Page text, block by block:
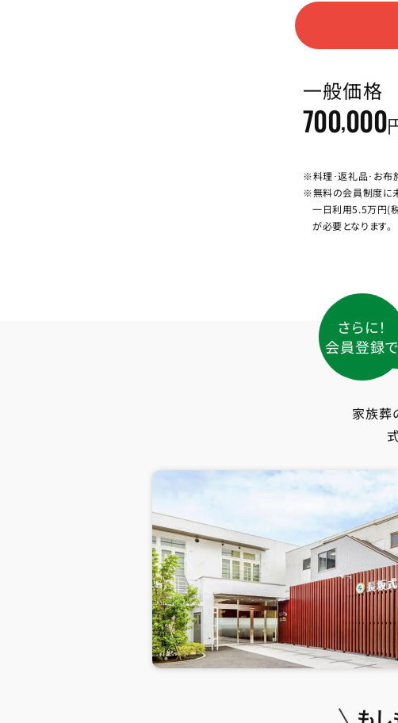
一般価格
700,000
※料理･返礼品･お布
※無料の会員制度に
一日利用5.5万円(
が必要となります。
さらに！
会員登録で
家族葬
も